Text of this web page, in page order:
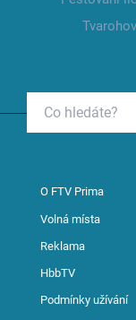
O FTV Prima
Volná místa
Reklama
HbbTV
Podmínky užívání